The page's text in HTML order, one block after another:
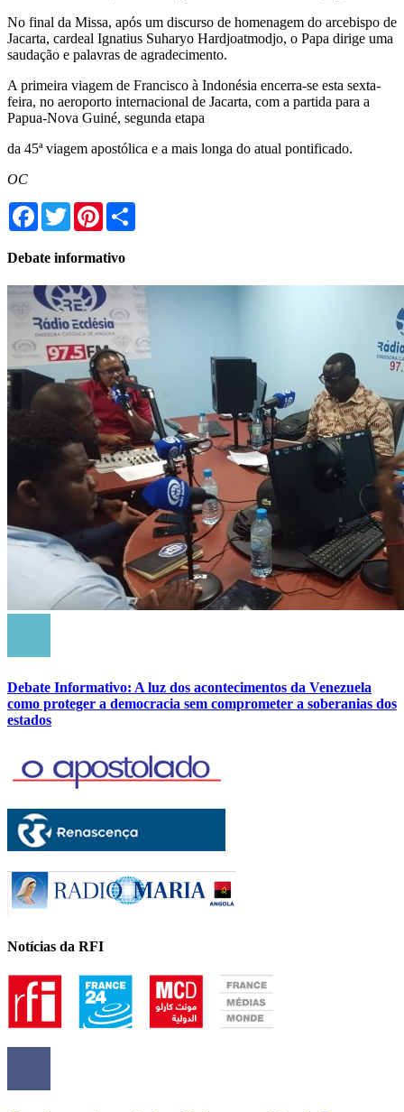
No final da Missa, após um discurso de homenagem do arcebispo de
Jacarta, cardeal Ignatius Suharyo Hardjoatmodjo, o Papa dirige uma
saudação e palavras de agradecimento.
A primeira viagem de Francisco à Indonésia encerra-se esta sexta-
feira, no aeroporto internacional de Jacarta, com a partida para a
Papua-Nova Guiné, segunda etapa
da 45ª viagem apostólica e a mais longa do atual pontificado.
OC
Facebook
TwitterPinterest
Debate informativo
Debate Informativo: A luz dos acontecimentos da Venezuela
como proteger a democracia sem comprometer a soberanias dos
estados
Notícias da RFI